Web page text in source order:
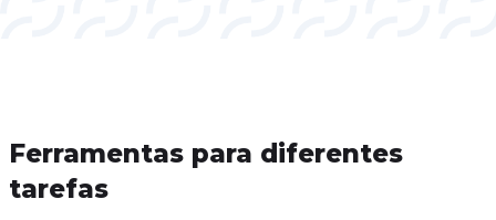
Ferramentas para diferentes
tarefas